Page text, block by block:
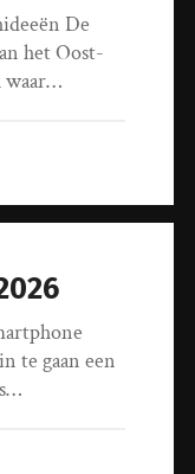
De
het Oost-
waar…
te gaan een